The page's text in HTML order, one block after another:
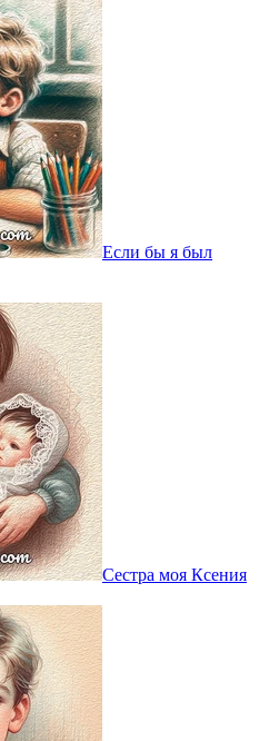
Если бы я был
Сестра моя Ксения